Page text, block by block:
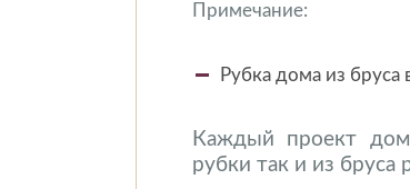
Примечание:
Рубка дома из бруса
Каждый проект
рубки так и из бруса